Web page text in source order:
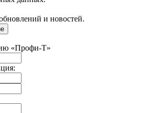
и новостей.
«Профи-Т»